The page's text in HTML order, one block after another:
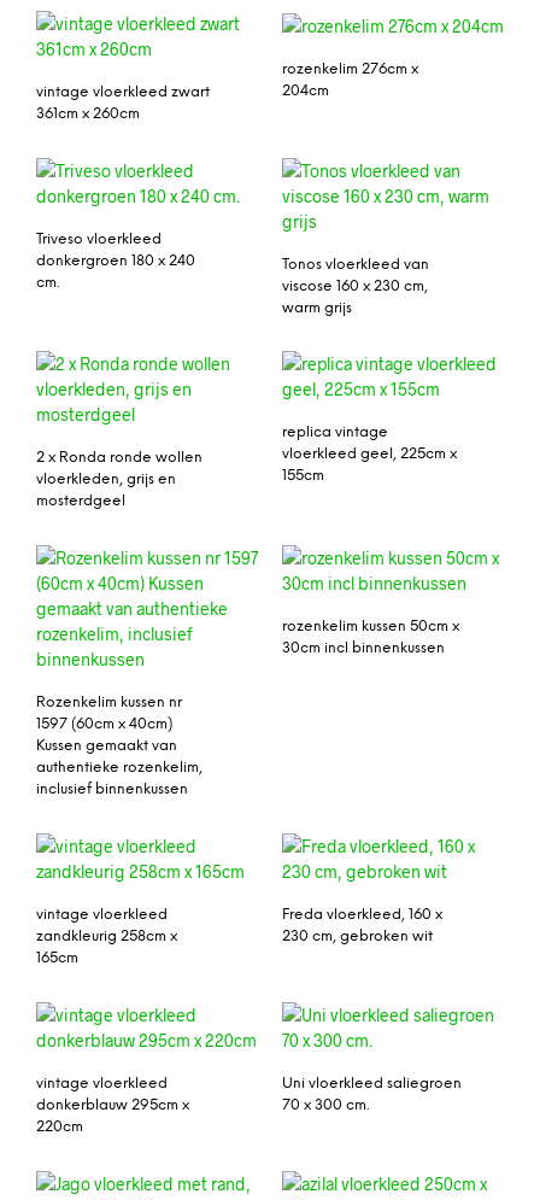
vintage vloerkleed zwart
361cm x 260cm
rozenkelim 276cm x
204cm
Triveso vloerkleed
donkergroen 180 x 240
cm.
Tonos vloerkleed van
viscose 160 x 230 cm,
warm grijs
2 x Ronda ronde wollen
vloerkleden, grijs en
mosterdgeel
replica vintage
vloerkleed geel, 225cm x
155cm
Rozenkelim kussen nr
1597 (60cm x 40cm)
Kussen gemaakt van
authentieke rozenkelim,
inclusief binnenkussen
rozenkelim kussen 50cm x
30cm incl binnenkussen
vintage vloerkleed
zandkleurig 258cm x
165cm
Freda vloerkleed, 160 x
230 cm, gebroken wit
vintage vloerkleed
donkerblauw 295cm x
220cm
Uni vloerkleed saliegroen
70 x 300 cm.